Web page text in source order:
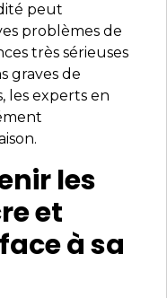
peut
problèmes de
très sérieuses
graves de
les experts en
les
et
à sa